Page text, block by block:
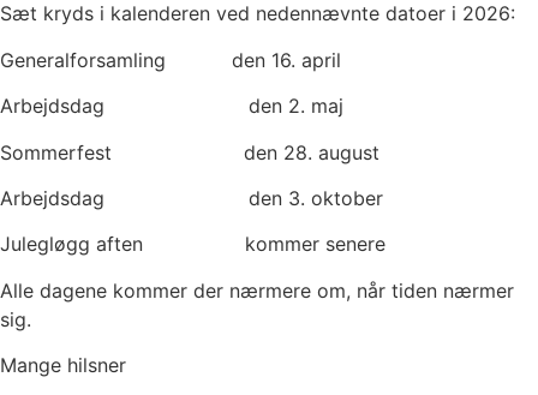
Sæt kryds i kalenderen ved nedennævnte datoer i 2026:
Generalforsamling den 16. april
Arbejdsdag den 2. maj
Sommerfest den 28. august
Arbejdsdag den 3. oktober
Julegløgg aften kommer senere
Alle dagene kommer der nærmere om, når tiden nærmer
sig.
Mange hilsner